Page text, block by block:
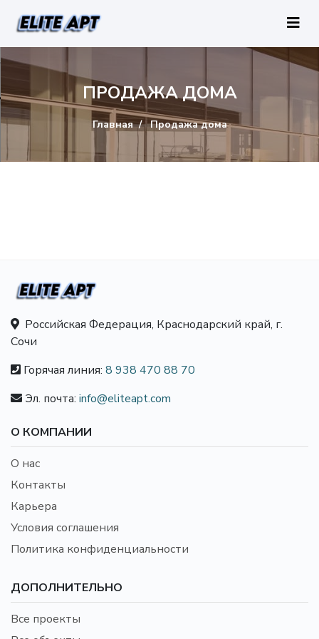
ПРОДАЖА ДОМА
Главная Продажа дома
Российская Федерация, Краснодарский край, г.
Сочи
Горячая линия: 8 938 470 88 70
Эл. почта: info@eliteapt.com
О КОМПАНИИ
О нас
Контакты
Карьера
Условия соглашения
Политика конфиденциальности
ДОПОЛНИТЕЛЬНО
Все проекты